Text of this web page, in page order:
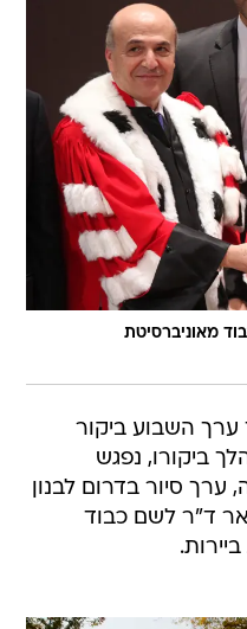
מאוניברסיטת
ערך השבוע ביקור
ביקורו, נפגש
ערך סיור בדרום לבנון
ד"ר לשם כבוד